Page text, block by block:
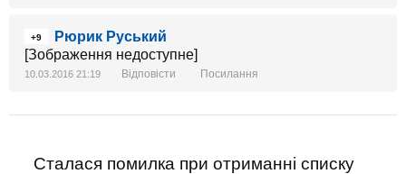
+9
Рюрик Руський
[Зображення недоступне]
10.03.2016 21:19 Відповісти Посилання
Сталася помилка при отриманні списку